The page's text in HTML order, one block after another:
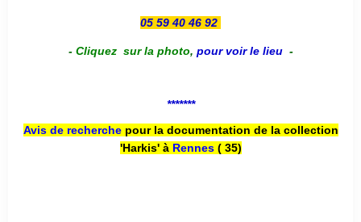
05 59 40 46 92
- Cliquez sur la photo, pour voir le lieu -
*******
Avis de recherche pour la documentation de la collection
'Harkis' à Rennes( 35)